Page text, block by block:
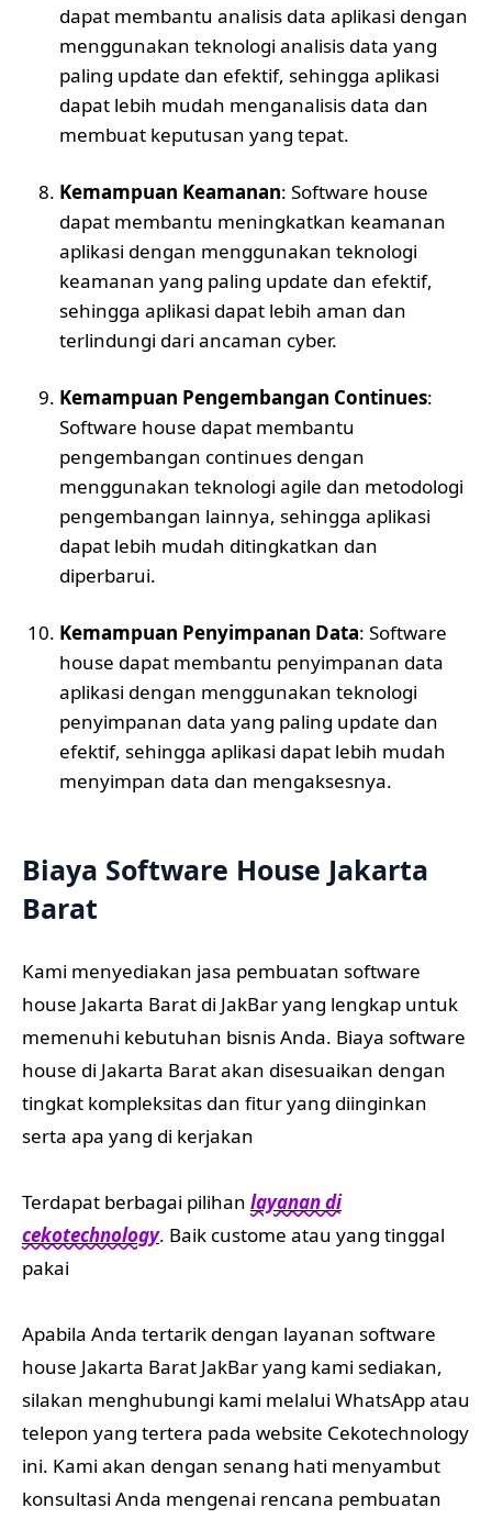
dapat membantu analisis data aplikasi dengan
menggunakan teknologi analisis data yang
paling update dan efektif, sehingga aplikasi
dapat lebih mudah menganalisis data dan
membuat keputusan yang tepat.
Kemampuan Keamanan: Software house
dapat membantu meningkatkan keamanan
aplikasi dengan menggunakan teknologi
keamanan yang paling update dan efektif,
sehingga aplikasi dapat lebih aman dan
terlindungi dari ancaman cyber.
Kemampuan Pengembangan Continues:
Software house dapat membantu
pengembangan continues dengan
menggunakan teknologi agile dan metodologi
pengembangan lainnya, sehingga aplikasi
dapat lebih mudah ditingkatkan dan
diperbarui.
Kemampuan Penyimpanan Data: Software
house dapat membantu penyimpanan data
aplikasi dengan menggunakan teknologi
penyimpanan data yang paling update dan
efektif, sehingga aplikasi dapat lebih mudah
menyimpan data dan mengaksesnya.
Biaya Software House Jakarta
Barat
Kami menyediakan jasa pembuatan software
house Jakarta Barat di JakBar yang lengkap untuk
memenuhi kebutuhan bisnis Anda. Biaya software
house di Jakarta Barat akan disesuaikan dengan
tingkat kompleksitas dan fitur yang diinginkan
serta apa yang di kerjakan
Terdapat berbagai pilihan layanan di
cekotechnology. Baik custome atau yang tinggal
pakai
Apabila Anda tertarik dengan layanan software
house Jakarta Barat JakBar yang kami sediakan,
silakan menghubungi kami melalui WhatsApp atau
telepon yang tertera pada website Cekotechnology
ini. Kami akan dengan senang hati menyambut
konsultasi Anda mengenai rencana pembuatan